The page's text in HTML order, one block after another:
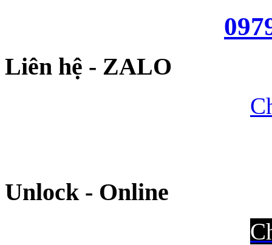
Liên hệ - ZALO
Unlock - Online